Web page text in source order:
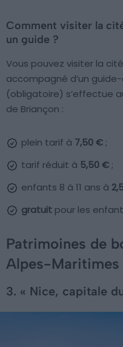
Comment visiter la
un guide ?
Vous pouvez visiter la
accompagné d’un
(obligatoire) s’effectue
de Briançon :
plein tarif à 7,50 €;
tarif réduit à 5,50 €;
enfants 8 à 11 ans à
gratuit pour les
Patrimoines de
Alpes-Maritimes
3. « Nice, capitale